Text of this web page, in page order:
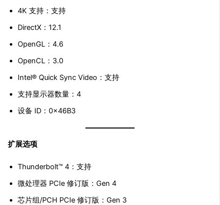
4K 支持：支持
DirectX：12.1
OpenGL：4.6
OpenCL：3.0
Intel® Quick Sync Video：支持
支持显示器数量：4
设备 ID：0x46B3
扩展选项
Thunderbolt™ 4：支持
微处理器 PCIe 修订版：Gen 4
芯片组/PCH PCIe 修订版：Gen 3